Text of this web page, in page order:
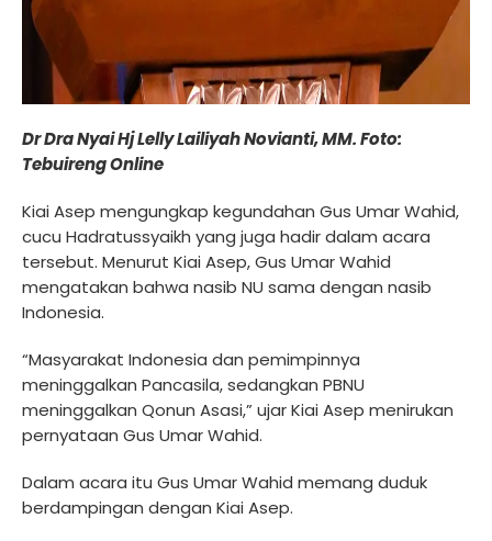
Dr Dra Nyai Hj Lelly Lailiyah Novianti, MM. Foto:
Tebuireng Online
Kiai Asep mengungkap kegundahan Gus Umar Wahid,
cucu Hadratussyaikh yang juga hadir dalam acara
tersebut. Menurut Kiai Asep, Gus Umar Wahid
mengatakan bahwa nasib NU sama dengan nasib
Indonesia.
“Masyarakat Indonesia dan pemimpinnya
meninggalkan Pancasila, sedangkan PBNU
meninggalkan Qonun Asasi,” ujar Kiai Asep menirukan
pernyataan Gus Umar Wahid.
Dalam acara itu Gus Umar Wahid memang duduk
berdampingan dengan Kiai Asep.